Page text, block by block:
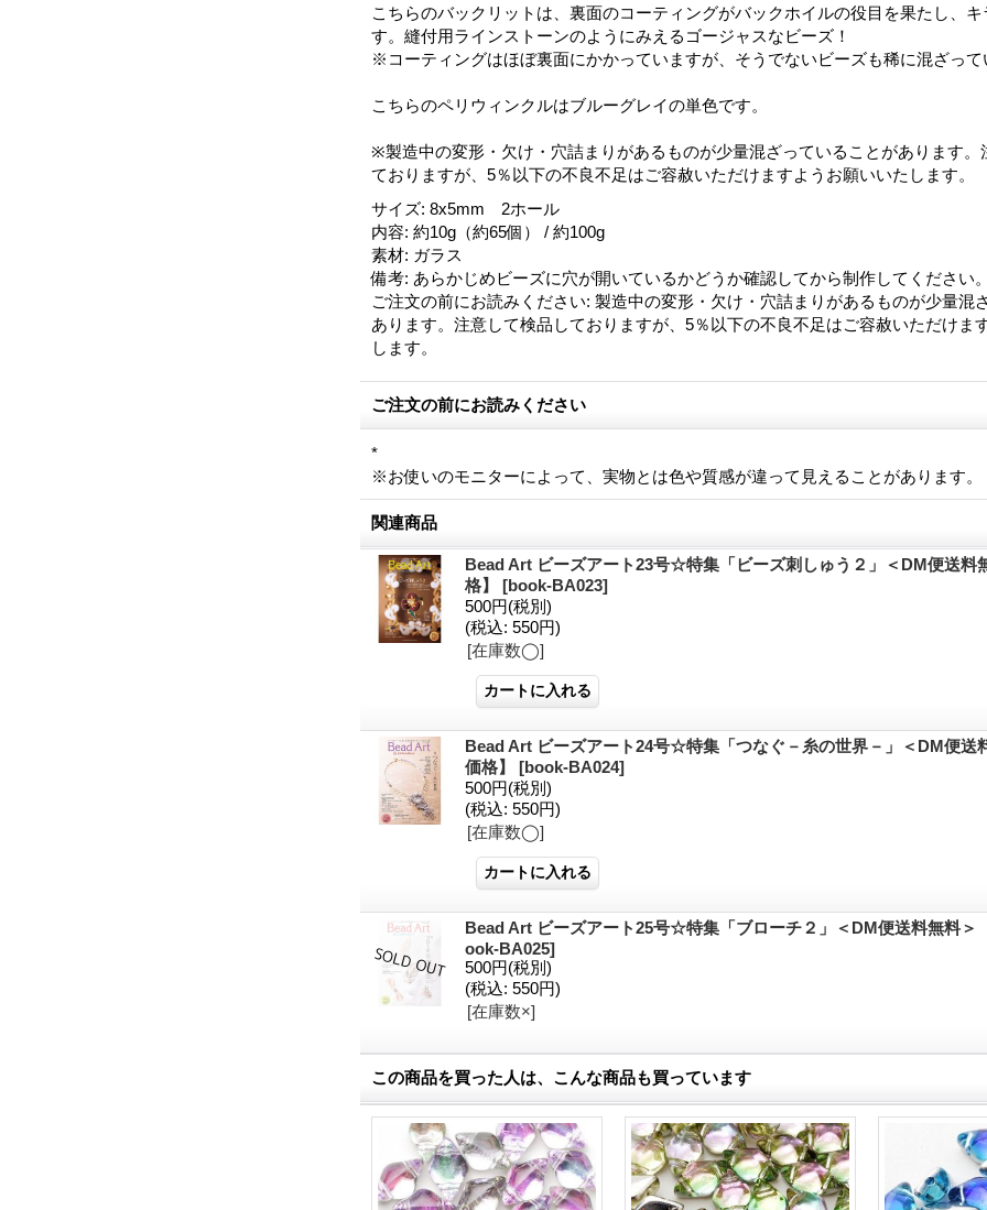
こちらのバックリットは、裏面のコーティングがバックホイルの役目を果たし、キ
す。縫付用ラインストーンのようにみえるゴージャスなビーズ！
※コーティングはほぼ裏面にかかっていますが、そうでないビーズも稀に混ざって
こちらのペリウィンクルはブルーグレイの単色です。
※製造中の変形・欠け・穴詰まりがあるものが少量混ざっていることがあります。
ておりますが、5％以下の不良不足はご容赦いただけますようお願いいたします。
サイズ: 8x5mm 2ホール
内容: 約10g（約65個） / 約100g
素材: ガラス
備考: あらかじめビーズに穴が開いているかどうか確認してから制作してください。
ご注文の前にお読みください: 製造中の変形・欠け・穴詰まりがあるものが少量混
あります。注意して検品しておりますが、5％以下の不良不足はご容赦いただけま
します。
ご注文の前にお読みください
*
※お使いのモニターによって、実物とは色や質感が違って見えることがあります。
関連商品
Bead Art ビーズアート23号☆特集「ビーズ刺しゅう２」＜DM便送料
格】 [book-BA023]
500円(税別)
(税込: 550円)
[在庫数◯]
Bead Art ビーズアート24号☆特集「つなぐ－糸の世界－」＜DM便送
価格】 [book-BA024]
500円(税別)
(税込: 550円)
[在庫数◯]
Bead Art ビーズアート25号☆特集「ブローチ２」＜DM便送料無料＞
ook-BA025]
500円(税別)
(税込: 550円)
[在庫数×]
この商品を買った人は、こんな商品も買っています